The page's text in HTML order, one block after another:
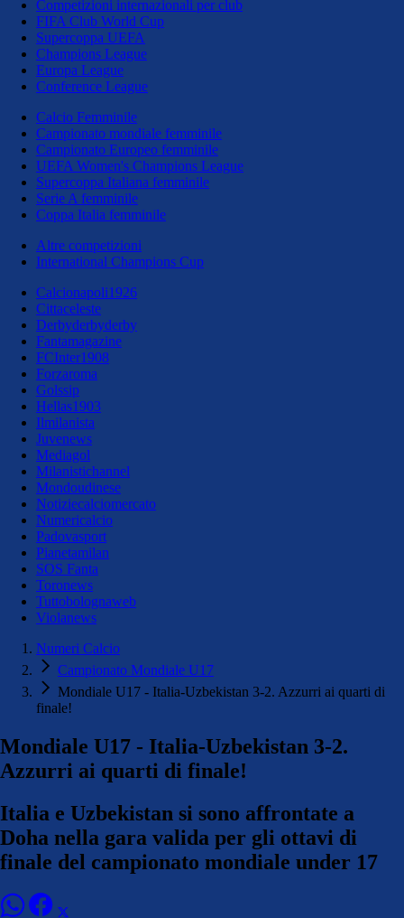
Competizioni internazionali per club
FIFA Club World Cup
Supercoppa UEFA
Champions League
Europa League
Conference League
Calcio Femminile
Campionato mondiale femminile
Campionato Europeo femminile
UEFA Women's Champions League
Supercoppa Italiana femminile
Serie A femminile
Coppa Italia femminile
Altre competizioni
International Champions Cup
Calcionapoli1926
Cittaceleste
Derbyderbyderby
Fantamagazine
FCInter1908
Forzaroma
Golssip
Hellas1903
Ilmilanista
Juvenews
Mediagol
Milanistichannel
Mondoudinese
Notiziecalciomercato
Numericalcio
Padovasport
Pianetamilan
SOS Fanta
Toronews
Tuttobolognaweb
Violanews
Numeri Calcio
Campionato Mondiale U17
Mondiale U17 - Italia-Uzbekistan 3-2. Azzurri ai quarti di
finale!
Mondiale U17 - Italia-Uzbekistan 3-2.
Azzurri ai quarti di finale!
Italia e Uzbekistan si sono affrontate a
Doha nella gara valida per gli ottavi di
finale del campionato mondiale under 17